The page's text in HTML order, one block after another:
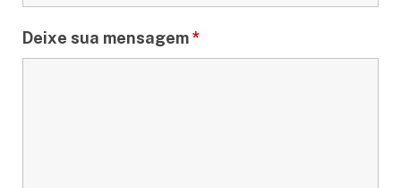
Deixe sua mensagem*